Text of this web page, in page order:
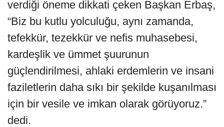
verdiği öneme dikkati çeken Başkan Erbaş,
“Biz bu kutlu yolculuğu, aynı zamanda,
tefekkür, tezekkür ve nefis muhasebesi,
kardeşlik ve ümmet şuurunun
güçlendirilmesi, ahlaki erdemlerin ve insani
faziletlerin daha sıkı bir şekilde kuşanılması
için bir vesile ve imkan olarak görüyoruz.”
dedi.